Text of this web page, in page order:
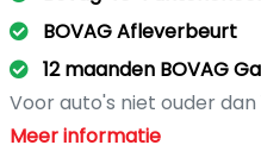
BOVAG Afleverbeurt
12 maanden BOVAG
Voor auto's niet ouder dan
- onderhoud volgens
Meer informatie